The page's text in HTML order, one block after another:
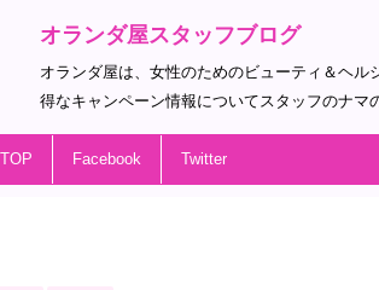
オランダ屋スタッフブログ
オランダ屋は、女性のためのビューティ＆ヘ
得なキャンペーン情報についてスタッフのナマ
Facebook Twitter